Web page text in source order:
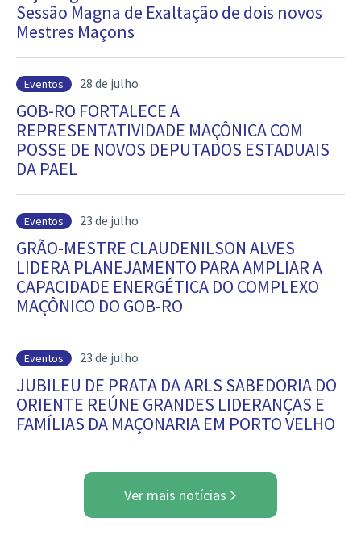
Sessão Magna de Exaltação de dois novos
Mestres Maçons
Eventos 28 de julho
GOB-RO FORTALECE A
REPRESENTATIVIDADE MAÇÔNICA COM
POSSE DE NOVOS DEPUTADOS ESTADUAIS
DA PAEL
Eventos 23 de julho
GRÃO-MESTRE CLAUDENILSON ALVES
LIDERA PLANEJAMENTO PARA AMPLIAR A
CAPACIDADE ENERGÉTICA DO COMPLEXO
MAÇÔNICO DO GOB-RO
Eventos 23 de julho
JUBILEU DE PRATA DA ARLS SABEDORIA DO
ORIENTE REÚNE GRANDES LIDERANÇAS E
FAMÍLIAS DA MAÇONARIA EM PORTO VELHO
Ver mais notícias